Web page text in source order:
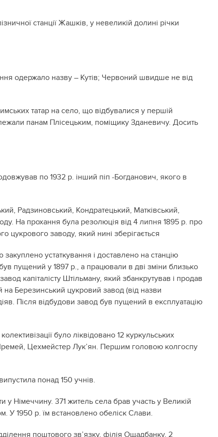
станції Жашків, у невеликій долині річки
одержало назву – Кутів; Червоний швидше не від
татар на село, що відбувалися у першій
панам Плісецьким, поміщику Зданевичу. Досить
по 1932 р. інший піп -Богданович, якого в
Радзиновський, Кондратецький, Матківський,
На прохання була резолюція від 4 липня 1895 р. про
цукрового заводу, який нині зберігається
устаткування і доставлено на станцію
пущений у 1897 р., а працювали в дві зміни близько
капіталісту Штільману, який збанкрутував і продав
Березинський цукровий завод (від назви
Після відбудови завод був пущений в експлуатацію
було ліквідовано 12 куркульських
Цехмейстер Лук’ян. Першим головою колгоспу
понад 150 учнів.
у Німеччину. 371 житель села брав участь у Великій
У 1950 р. їм встановлено обеліск Слави.
поштового зв’язку, філія Ощадбанку, 2